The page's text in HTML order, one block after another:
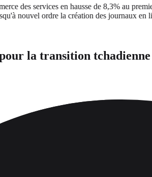
des services en hausse de 8,3% au premier
ordre la création des journaux en ligne
la transition tchadienne